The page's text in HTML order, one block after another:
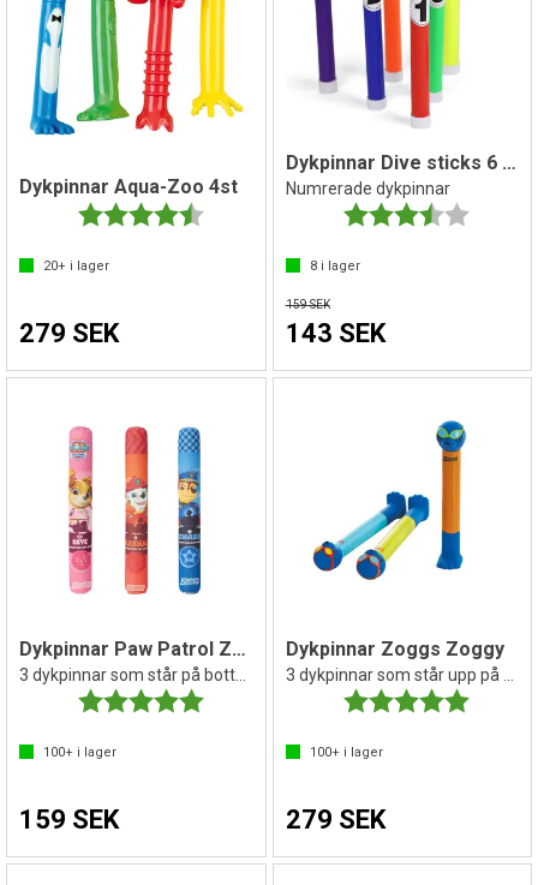
Dykpinnar Aqua-Zoo 4st
Betyg: 4.6 utav 5 stjärnor
20+ i lager
279 SEK
Dykpinnar Dive sticks 6 st/set
Numrerade dykpinnar
Betyg:
8i lager
159 SEK
143 SEK
Dykpinnar Paw Patrol Zoggs
Betyg:
5.0 utav 5 stjärnor
100+ i lager
159 SEK
Dykpinnar Zoggs Zoggy
Betyg:
100+i lager
279 SEK